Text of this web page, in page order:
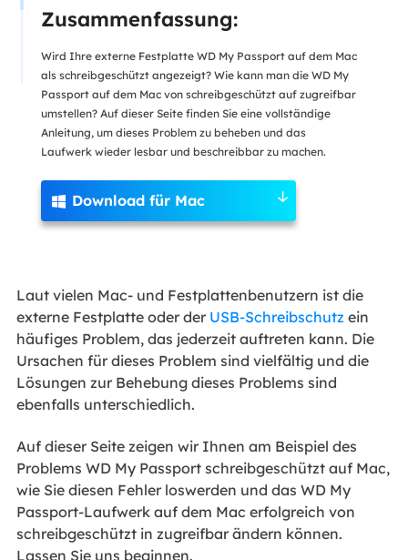
Zusammenfassung:
Wird Ihre externe Festplatte WD My Passport auf dem Mac
als schreibgeschützt angezeigt? Wie kann man die WD My
Passport auf dem Mac von schreibgeschützt auf zugreifbar
umstellen? Auf dieser Seite finden Sie eine vollständige
Anleitung, um dieses Problem zu beheben und das
Laufwerk wieder lesbar und beschreibbar zu machen.
 Download für Mac
Laut vielen Mac- und Festplattenbenutzern ist die
externe Festplatte oder der USB-Schreibschutz ein
häufiges Problem, das jederzeit auftreten kann. Die
Ursachen für dieses Problem sind vielfältig und die
Lösungen zur Behebung dieses Problems sind
ebenfalls unterschiedlich.
Auf dieser Seite zeigen wir Ihnen am Beispiel des
Problems WD My Passport schreibgeschützt auf Mac,
wie Sie diesen Fehler loswerden und das WD My
Passport-Laufwerk auf dem Mac erfolgreich von
schreibgeschützt in zugreifbar ändern können.
Lassen Sie uns beginnen.